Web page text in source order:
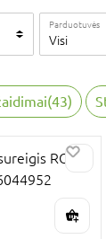
Parduotuvės
Visi
(43)
RC